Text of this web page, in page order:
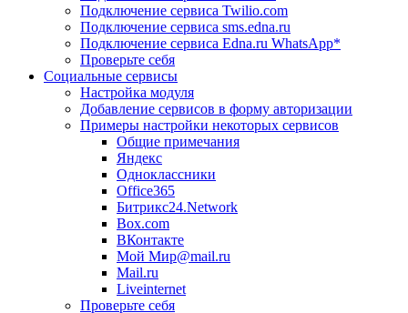
Подключение сервиса Twilio.com
Подключение сервиса sms.edna.ru
Подключение сервиса Edna.ru WhatsApp*
Проверьте себя
Социальные сервисы
Настройка модуля
Добавление сервисов в форму авторизации
Примеры настройки некоторых сервисов
Общие примечания
Яндекс
Одноклассники
Office365
Битрикс24.Network
Box.com
ВКонтакте
Мой Мир@mail.ru
Mail.ru
Liveinternet
Проверьте себя